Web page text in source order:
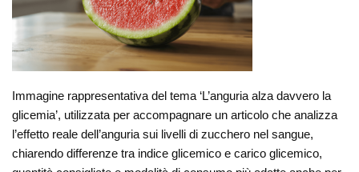
Immagine rappresentativa del tema ‘L’anguria alza davvero la
glicemia’, utilizzata per accompagnare un articolo che analizza
l’effetto reale dell’anguria sui livelli di zucchero nel sangue,
chiarendo differenze tra indice glicemico e carico glicemico,